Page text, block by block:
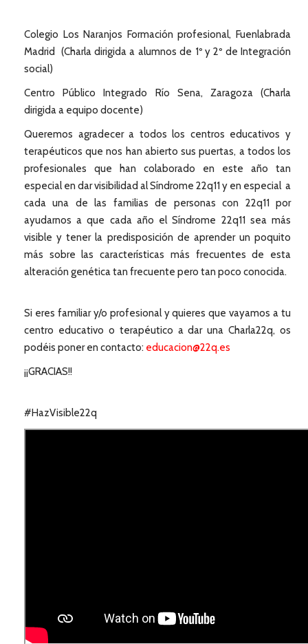
Colegio Los Naranjos Formación profesional, Fuenlabrada
Madrid (Charla dirigida a alumnos de 1º y 2º de Integración
social)
Centro Público Integrado Río Sena, Zaragoza (Charla
dirigida a equipo docente)
Queremos agradecer a todos los centros educativos y
terapéuticos que nos han abierto sus puertas, a todos los
profesionales que han colaborado en este año tan
especial en dar visibilidad al Síndrome 22q11 y en especial a
cada una de las familias de personas con 22q11 por
ayudarnos a que cada año el Síndrome 22q11 sea más
visible y tener la predisposición de aprender un poquito
más sobre las características más frecuentes de esta
alteración genética tan frecuente pero tan poco conocida.
Si eres familiar y/o profesional y quieres que vayamos a tu
centro educativo o terapéutico a dar una Charla22q, os
podéis poner en contacto: educacion@22q.es
¡¡GRACIAS!!
#HazVisible22q